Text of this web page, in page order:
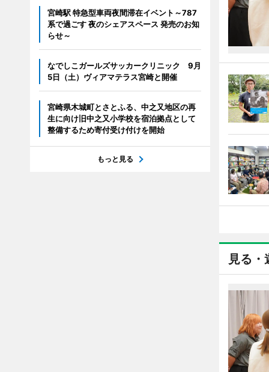
見る・
宮崎駅 特急型車両夜間滞在イベント～787
系で過ごす 夜のシェアスペース 発売のお知
らせ～
なでしこガールズサッカークリニック 9月
5日（土）ヴィアマテラス宮崎と開催
宮崎県木城町とさとふる、中之又地区の再
生に向け旧中之又小学校を宿泊拠点として
整備するため寄付受け付けを開始
もっと見る